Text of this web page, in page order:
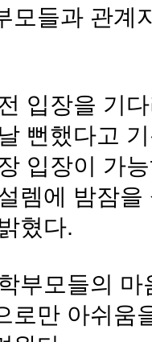
모들과 관계
입장을 기
뻔했다고
입장이 가
렘에 밤잠
혔다.
부모들의
로만 아쉬움